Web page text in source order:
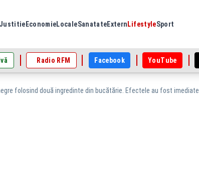
Justitie EconomieLocaleSanatateExtern LifestyleSport
Radio RFM Facebook YouTube
folosind două ingredinte din bucătărie. Efectele au fost imediate